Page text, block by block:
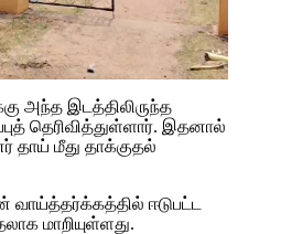
அந்த இடத்திலிருந்த
தெரிவித்துள்ளார். இதனால்
தாய் மீது தாக்குதல்
ஈடுபட்ட
மாறியுள்ளது.